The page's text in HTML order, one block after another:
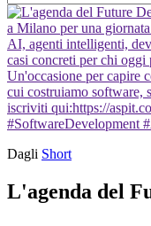
Dagli Short
L'agenda del